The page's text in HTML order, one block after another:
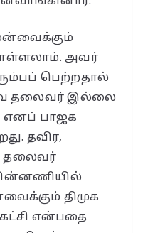
அவர்
பெற்றதால்
தலைவர் இல்லை
எனப் பாஜக
தவிர,
தலைவர்
திமுக
கட்சி என்பதை